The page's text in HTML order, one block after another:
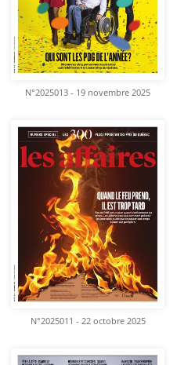
N°2025013 - 19 novembre 2025
N°2025011 - 22 octobre 2025